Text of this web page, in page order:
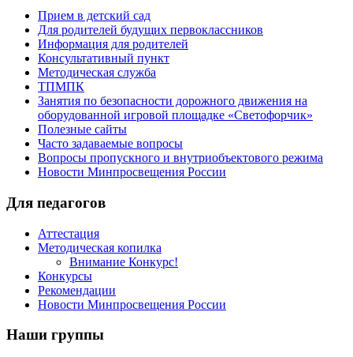
Прием в детский сад
Для родителей будущих первоклассников
Информация для родителей
Консультативный пункт
Методическая служба
ТПМПК
Занятия по безопасности дорожного движения на
оборудованной игровой площадке «Светофорчик»
Полезные сайты
Часто задаваемые вопросы
Вопросы пропускного и внутриобъектового режима
Новости Минпросвещения России
Для педагогов
Аттестация
Методическая копилка
Внимание Конкурс!
Конкурсы
Рекомендации
Новости Минпросвещения России
Наши группы